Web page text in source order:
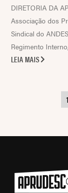
DIRETORIA DA
Associação dos
Sindical do
Regimento
LEIA MAIS
1